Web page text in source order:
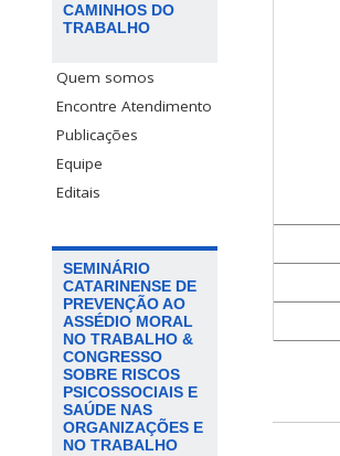
CAMINHOS DO
TRABALHO
Quem somos
Encontre Atendimento
Publicações
Equipe
Editais
SEMINÁRIO
CATARINENSE DE
PREVENÇÃO AO
ASSÉDIO MORAL
NO TRABALHO &
CONGRESSO
SOBRE RISCOS
PSICOSSOCIAIS E
SAÚDE NAS
ORGANIZAÇÕES E
NO TRABALHO